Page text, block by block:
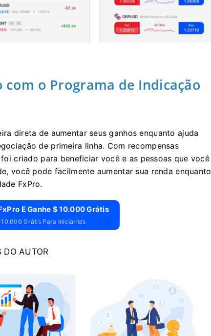
o Programa de Indicação
direta de aumentar seus ganhos enquanto ajuda
de primeira linha. Com recompensas
criado para beneficiar você e as pessoas que você
você pode facilmente aumentar sua renda enquanto
FxPro.
E Ganhe $ 10.000 Grátis
10.000 Grátis Para Iniciantes
DO AUTOR